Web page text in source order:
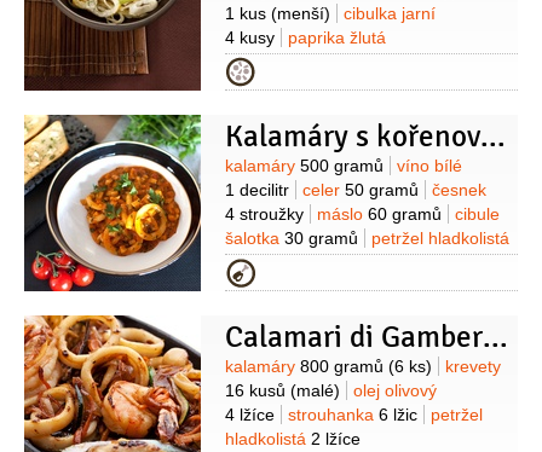
1 kus (menší)
cibulka jarní
4 kusy
paprika žlutá
1/2kusu
2 decilitry
olej olivový2 lžíce
sýr
(nastrouhaný)
citronová kůra
1 špetka
(nastrouhaná)
Kategorie
Kalamáry s kořenovou zeleninou a česnekovou francouzskou bagetou
Suroviny
kalamáry 500 gramů
víno bílé
1 decilitr
celer 50 gramů
česnek
4 stroužky
máslo 60 gramů
cibule
šalotka 30 gramů
petržel hladkolistá
20 gramů
pyré100 gramů
Kategorie
Calamari di Gamberi - Kalamáry plněné krevetami
Suroviny
kalamáry 800 gramů (6 ks)
krevety
16 kusů (malé)
olej olivový
4 lžíce
strouhanka 6 lžic
petržel
hladkolistá 2 lžíce